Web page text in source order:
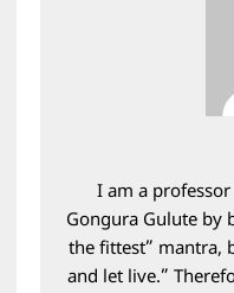
I am a
Gongura Gulute by
the fittest” mantra,
and let live.”